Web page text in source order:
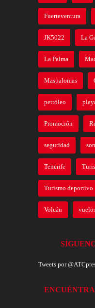
Fuerteventura
JK5022 La
La Palma
Maspalomas
petróleo
Promoción
seguridad
Tenerife
Turismo deportivo
Volcán
Tweets por